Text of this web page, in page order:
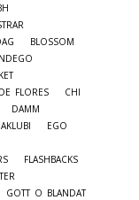
BLOSSOM
FLORES
CHI
DAMM
EGO
FLASHBACKS
GOTT O BLANDAT